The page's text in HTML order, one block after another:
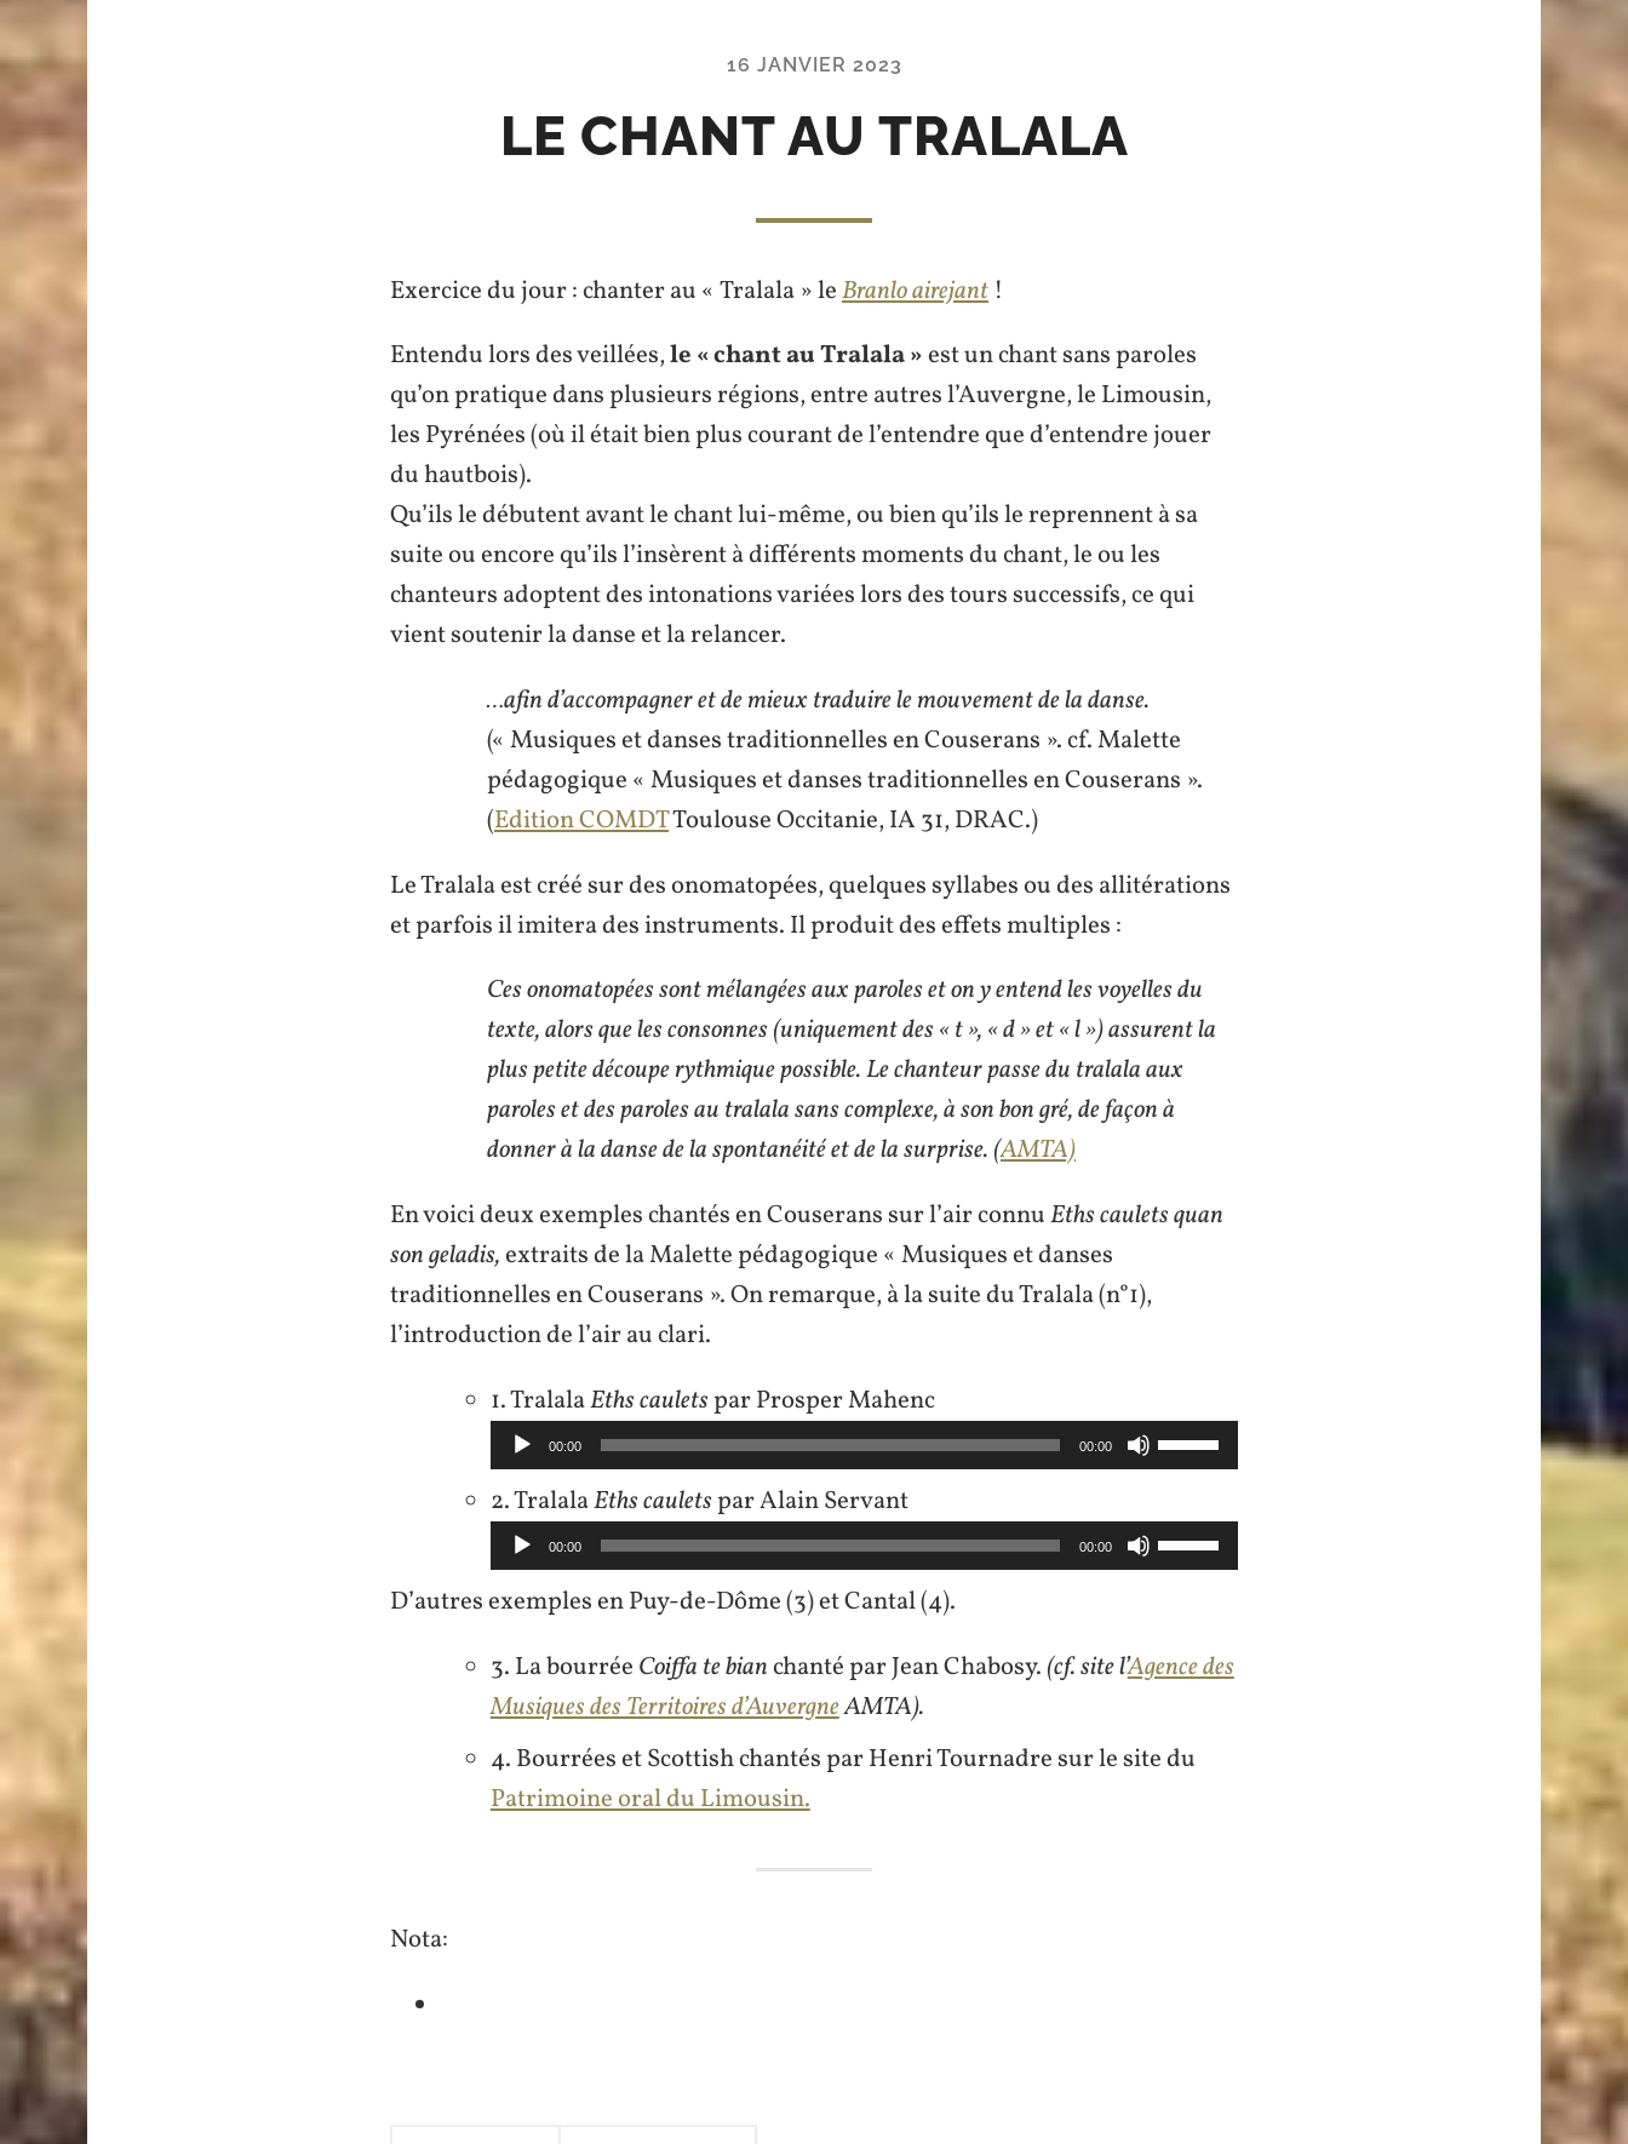
16 JANVIER 2023
LE CHANT AU TRALALA
Exercice du jour : chanter au « Tralala » leBranlo airejant !
Entendu lors des veillées,le « chant au Tralala »est un chant sans paroles
qu’on pratique dans plusieurs régions, entre autres l’Auvergne, le Limousin,
les Pyrénées (où il était bien plus courant de l’entendre que d’entendre jouer
du hautbois).
Qu’ils le débutent avant le chant lui-même, ou bien qu’ils le reprennent à sa
suite ou encore qu’ils l’insèrent à différents moments du chant, le ou les
chanteurs adoptent des intonations variées lors des tours successifs, ce qui
vient soutenir la danse et la relancer.
…afin d’accompagner et de mieux traduire le mouvement de la danse.
(« Musiques et danses traditionnelles en Couserans ». cf. Malette
pédagogique « Musiques et danses traditionnelles en Couserans ».
(Edition COMDTToulouse Occitanie, IA 31, DRAC.)
Le Tralala est créé sur des onomatopées, quelques syllabes ou des allitérations
et parfois il imitera des instruments. Il produit des effets multiples :
Ces onomatopées sont mélangées aux paroles et on y entend les voyelles du
texte, alors que les consonnes (uniquement des « t », « d » et « l ») assurent la
plus petite découpe rythmique possible. Le chanteur passe du tralala aux
paroles et des paroles au tralala sans complexe, à son bon gré, de façon à
donner à la danse de la spontanéité et de la surprise. (AMTA)
En voici deux exemples chantés en Couserans sur l’air connuEths caulets quan
son geladis,extraits de la Malette pédagogique « Musiques et danses
traditionnelles en Couserans ». On remarque, à la suite du Tralala (n°1),
l’introduction de l’air au clari.
1. TralalaEths cauletspar Prosper MahencLecteur
audio
00:00 00:00
Utilisez
flèches
haut/bas
ou
le
2. TralalaEths cauletspar Alain ServantLecteur
audio
00:00 00:00
Utilisez
haut/bas
D’autres exemples en Puy-de-Dôme (3) et Cantal (4).
3. La bourrée Coiffa te bianchanté par Jean Chabosy. (cf. site l’Agence des
Musiques des Territoires d’AuvergneAMTA).
4. Bourrées et Scottish chantés parHenri Tournadresur le site du
Patrimoine oral du Limousin.
Nota: